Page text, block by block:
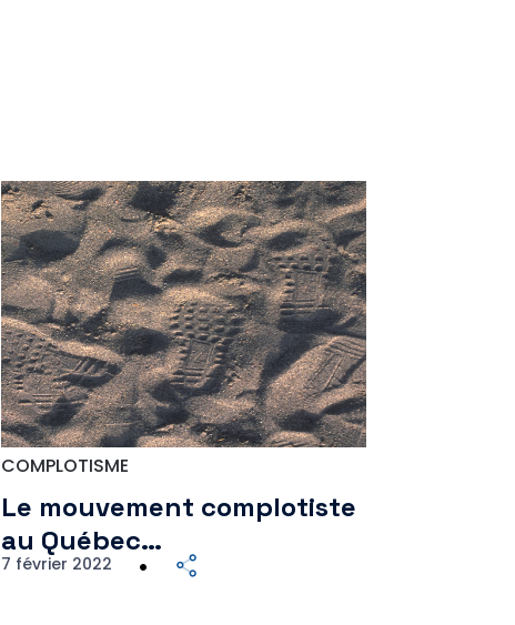
COMPLOTISME
Le mouvement complotiste
au Québec…
7 février 2022